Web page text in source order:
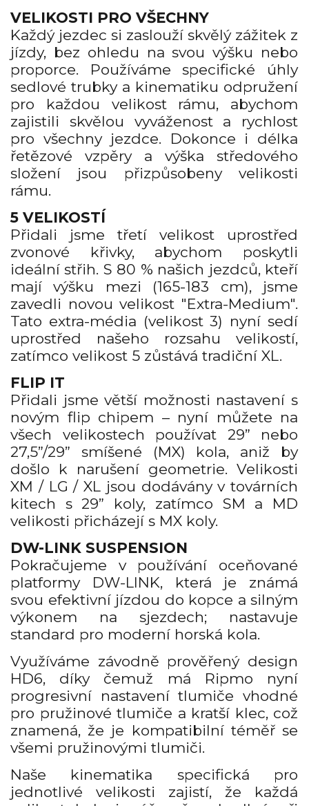
VELIKOSTI PRO VŠECHNY
Každý jezdec si zaslouží skvělý zážitek z
jízdy, bez ohledu na svou výšku nebo
proporce. Používáme specifické úhly
sedlové trubky a kinematiku odpružení
pro každou velikost rámu, abychom
zajistili skvělou vyváženost a rychlost
pro všechny jezdce. Dokonce i délka
řetězové vzpěry a výška středového
složení jsou přizpůsobeny velikosti
rámu.
5 VELIKOSTÍ
Přidali jsme třetí velikost uprostřed
zvonové křivky, abychom poskytli
ideální střih. S 80 % našich jezdců, kteří
mají výšku mezi (165-183 cm), jsme
zavedli novou velikost "Extra-Medium".
Tato extra-média (velikost 3) nyní sedí
uprostřed našeho rozsahu velikostí,
zatímco velikost 5 zůstává tradiční XL.
FLIP IT
Přidali jsme větší možnosti nastavení s
novým flip chipem – nyní můžete na
všech velikostech používat 29” nebo
27,5”/29” smíšené (MX) kola, aniž by
došlo k narušení geometrie. Velikosti
XM / LG / XL jsou dodávány v továrních
kitech s 29” koly, zatímco SM a MD
velikosti přicházejí s MX koly.
DW-LINK SUSPENSION
Pokračujeme v používání oceňované
platformy DW-LINK, která je známá
svou efektivní jízdou do kopce a silným
výkonem na sjezdech; nastavuje
standard pro moderní horská kola.
Využíváme závodně prověřený design
HD6, díky čemuž má Ripmo nyní
progresivní nastavení tlumiče vhodné
pro pružinové tlumiče a kratší klec, což
znamená, že je kompatibilní téměř se
všemi pružinovými tlumiči.
Naše kinematika specifická pro
jednotlivé velikosti zajistí, že každá